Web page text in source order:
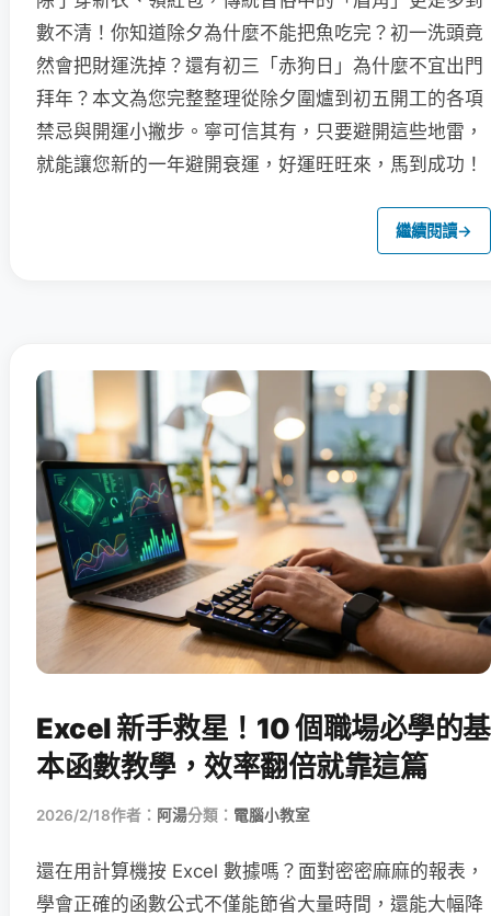
數不清！你知道除夕為什麼不能把魚吃完？初一洗頭竟
然會把財運洗掉？還有初三「赤狗日」為什麼不宜出門
拜年？本文為您完整整理從除夕圍爐到初五開工的各項
禁忌與開運小撇步。寧可信其有，只要避開這些地雷，
就能讓您新的一年避開衰運，好運旺旺來，馬到成功！
繼續閱讀→
Excel 新手救星！10 個職場必學的基
本函數教學，效率翻倍就靠這篇
2026/2/18作者： 阿湯分類： 電腦小教室
還在用計算機按 Excel 數據嗎？面對密密麻麻的報表，
學會正確的函數公式不僅能節省大量時間，還能大幅降